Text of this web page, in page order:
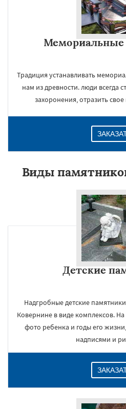
Традиция устанавливать
нам из древности. люди всегда
захоронения, отразить
Виды
Детские
Надгробные детские
Ковернине в виде комплексов.
фото ребенка и годы его
надписями и